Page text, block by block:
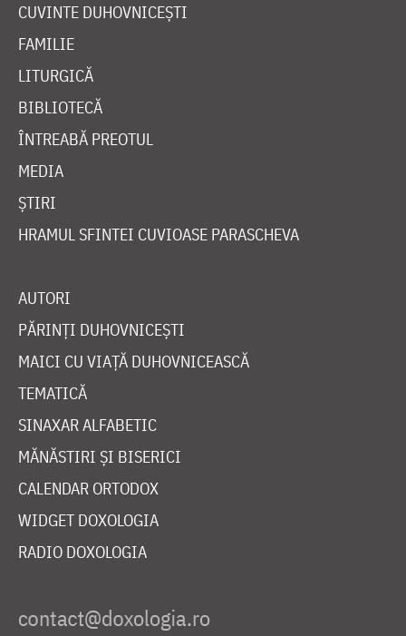
CUVINTE DUHOVNICEȘTI
FAMILIE
LITURGICĂ
BIBLIOTECĂ
ÎNTREABĂ PREOTUL
MEDIA
ȘTIRI
HRAMUL SFINTEI CUVIOASE PARASCHEVA
AUTORI
PĂRINȚI DUHOVNICEȘTI
MAICI CU VIAȚĂ DUHOVNICEASCĂ
TEMATICĂ
SINAXAR ALFABETIC
MĂNĂSTIRI ȘI BISERICI
CALENDAR ORTODOX
WIDGET DOXOLOGIA
RADIO DOXOLOGIA